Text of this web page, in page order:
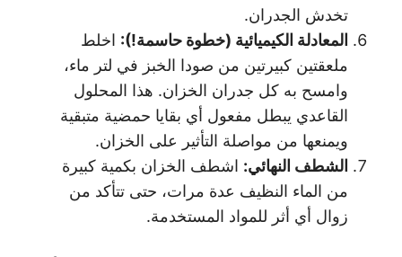
تخدش الجدران.
المعادلة الكيميائية (خطوة حاسمة!): اخلط
ملعقتين كبيرتين من صودا الخبز في لتر ماء،
وامسح به كل جدران الخزان. هذا المحلول
القاعدي يبطل مفعول أي بقايا حمضية متبقية
ويمنعها من مواصلة التأثير على الخزان.
الشطف النهائي: اشطف الخزان بكمية كبيرة
من الماء النظيف عدة مرات، حتى تتأكد من
زوال أي أثر للمواد المستخدمة.